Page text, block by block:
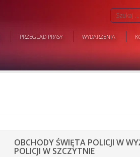
PRZEGLĄD PRASY WYDARZENIA
OBCHODY ŚWIĘTA POLICJI W
POLICJI W SZCZYTNIE